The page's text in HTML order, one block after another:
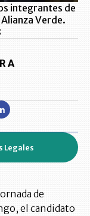
integrantes de
Verde.
Legales
de
el candidato